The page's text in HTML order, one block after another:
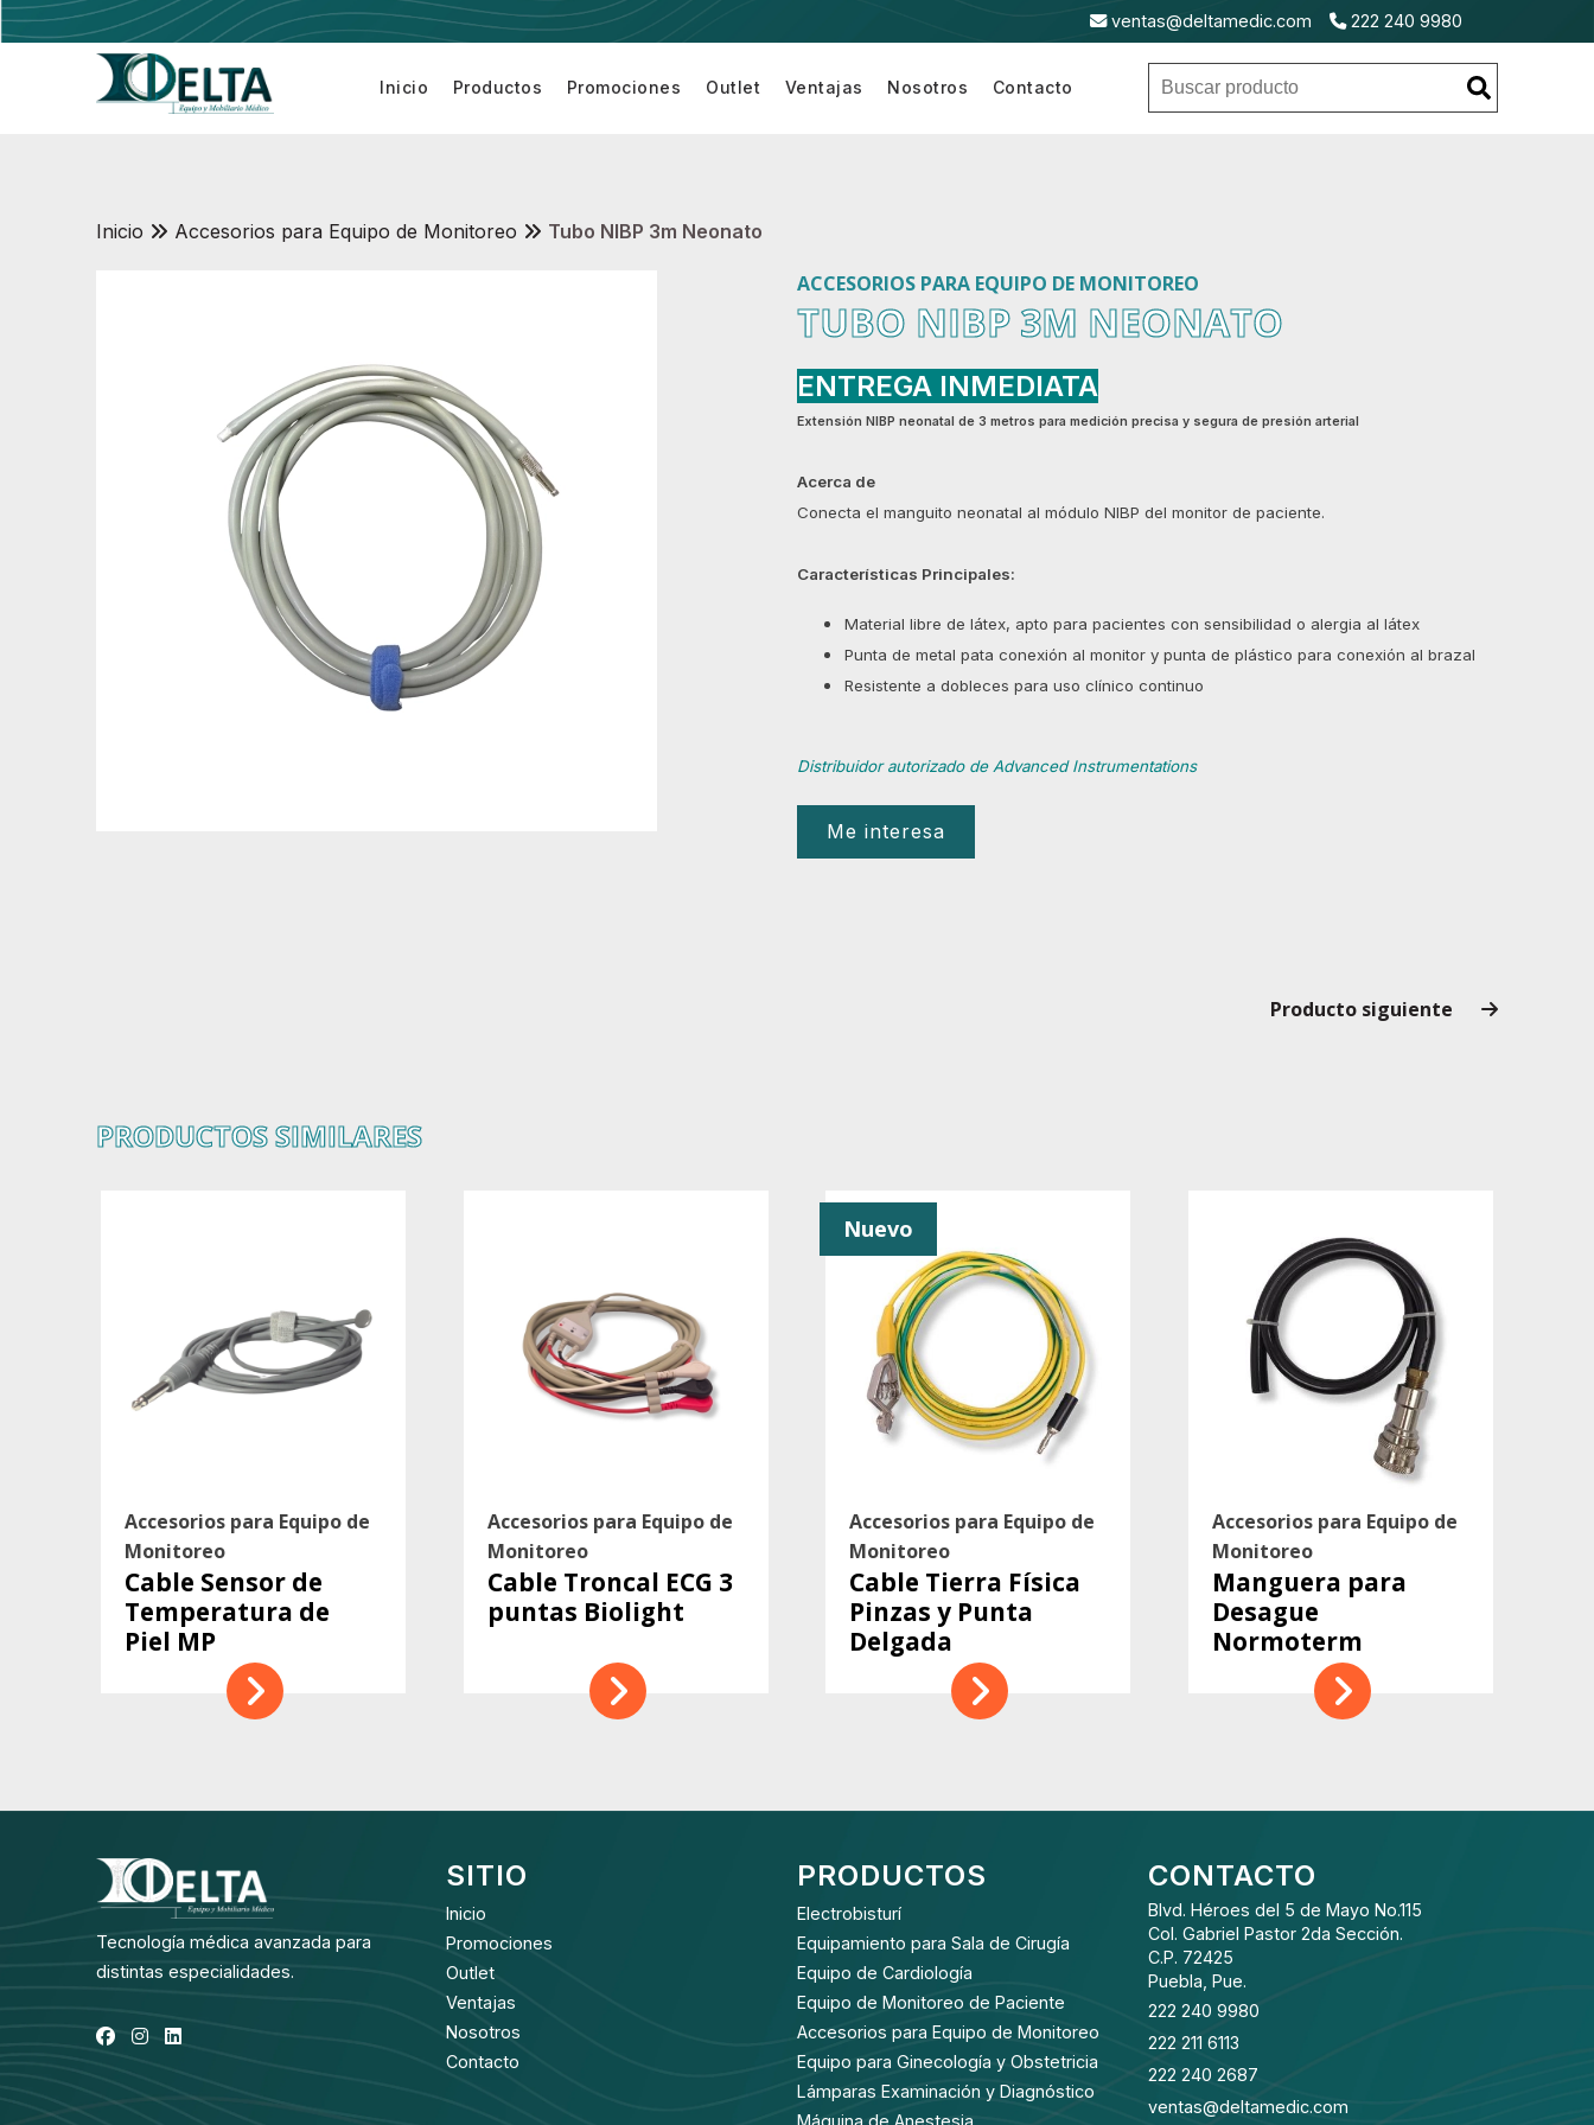
ventas@deltamedic.com 222 240 9980
Inicio Productos Promociones Outlet Ventajas Nosotros Contacto
Inicio Accesorios para Equipo de Monitoreo Tubo NIBP 3m Neonato
ACCESORIOS PARA EQUIPO DE MONITOREO
TUBO NIBP 3M NEONATO
ENTREGA INMEDIATA
Extensión NIBP neonatal de 3 metros para medición precisa y segura de presión arterial
Acerca de
Conecta el manguito neonatal al módulo NIBP del monitor de paciente.
Características Principales:
Material libre de látex, apto para pacientes con sensibilidad o alergia al látex
Punta de metal pata conexión al monitor y punta de plástico para conexión al brazal
Resistente a dobleces para uso clínico continuo
Distribuidor autorizado de Advanced Instrumentations
Me interesa
Producto siguiente
PRODUCTOS SIMILARES
Accesorios para Equipo de
Monitoreo
Cable Sensor de
Temperatura de
Piel MP
Accesorios para Equipo de
Monitoreo
Cable Troncal ECG 3
puntas Biolight
Accesorios para Equipo de
Monitoreo
Cable Tierra Física
Pinzas y Punta
Delgada
Nuevo
Accesorios para Equipo de
Monitoreo
Manguera para
Desague
Normoterm
Tecnología médica avanzada para
distintas especialidades.
SITIO
Inicio
Promociones
Outlet
Ventajas
Nosotros
Contacto
PRODUCTOS
Electrobisturí
Equipamiento para Sala de Cirugía
Equipo de Cardiología
Equipo de Monitoreo de Paciente
Accesorios para Equipo de Monitoreo
Equipo para Ginecología y Obstetricia
Lámparas Examinación y Diagnóstico
Máquina de Anestesia
CONTACTO
Blvd. Héroes del 5 de Mayo No.115
Col. Gabriel Pastor 2da Sección.
C.P. 72425
Puebla, Pue.
222 240 9980
222 211 6113
222 240 2687
ventas@deltamedic.com